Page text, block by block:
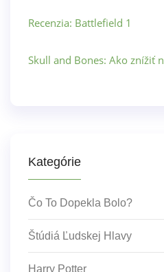
Recenzia: Battlefield 1
Skull and Bones: Ako znížiť
Kategórie
Čo To Dopekla Bolo?
Štúdiá Ľudskej Hlavy
Harry Potter